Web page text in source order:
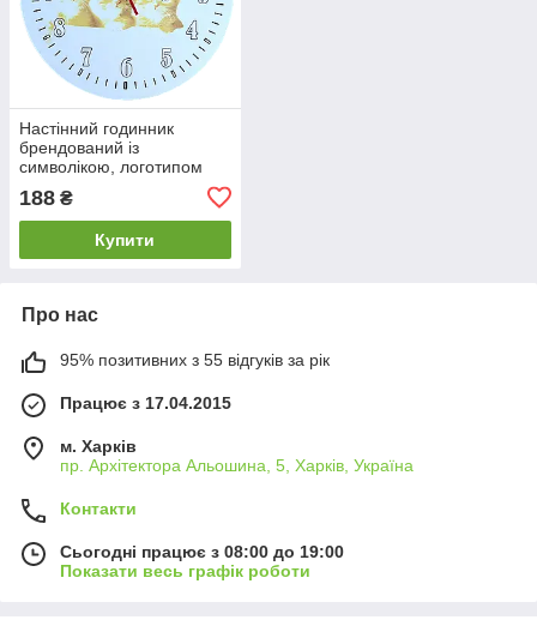
Настінний годинник
брендований із
символікою, логотипом
замовлення [ДВП
Відкритий] (від 20 шт.)
188 ₴
Купити
Про нас
95% позитивних з 55 відгуків за рік
Працює з 17.04.2015
м. Харків
пр. Архітектора Альошина, 5, Харків, Україна
Контакти
Сьогодні працює з 08:00 до 19:00
Показати весь графік роботи